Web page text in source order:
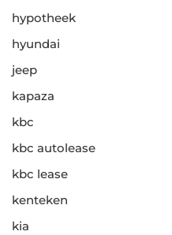
hypotheek
hyundai
jeep
kapaza
kbc
kbc autolease
kbc lease
kenteken
kia